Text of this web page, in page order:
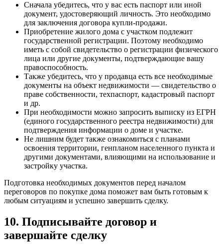
Сначала убедитесь, что у вас есть паспорт или иной
документ, удостоверяющий личность. Это необходимо
для заключения договора купли-продажи.
Приобретение жилого дома с участком подлежит
государственной регистрации. Поэтому необходимо
иметь с собой свидетельство о регистрации физического
лица или другие документы, подтверждающие вашу
правоспособность.
Также убедитесь, что у продавца есть все необходимые
документы на объект недвижимости — свидетельство о
праве собственности, техпаспорт, кадастровый паспорт
и др.
При необходимости можно запросить выписку из ЕГРН
(единого государственного реестра недвижимости) для
подтверждения информации о доме и участке.
Не лишним будет также ознакомиться с планами
освоения территории, генпланом населенного пункта и
другими документами, влияющими на использование и
застройку участка.
Подготовка необходимых документов перед началом
переговоров по покупке дома поможет вам быть готовым к
любым ситуациям и успешно завершить сделку.
10. Подписывайте договор и
завершайте сделку